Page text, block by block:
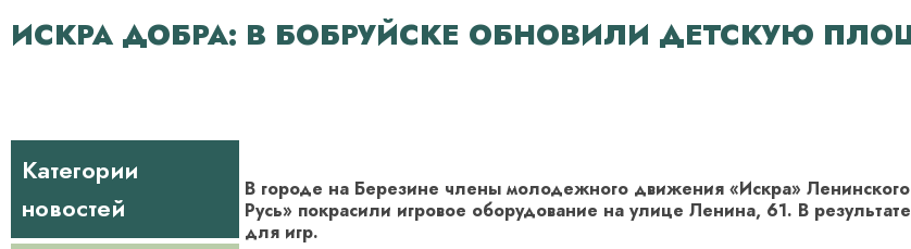
ИСКРА ДОБРА: В БОБРУЙСКЕ ОБНОВИЛИ ДЕТСКУЮ
Категории
новостей
В городе на Березине члены молодежного движения «Искра»
Русь» покрасили игровое оборудование на улице Ленина, 61. В
для игр.